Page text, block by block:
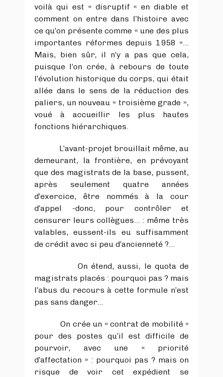
voilà qui est « disruptif « en diable et
comment on entre dans l’histoire avec
ce qu’on présente comme « une des plus
importantes réformes depuis 1958 »…
Mais, bien sûr, il n’y a pas que cela,
puisque l’on crée, à rebours de toute
l’évolution historique du corps, qui était
allée dans le sens de la réduction des
paliers, un nouveau « troisième grade »,
voué à accueillir les plus hautes
fonctions hiérarchiques.
L’avant-projet brouillait même, au
demeurant, la frontière, en prévoyant
que des magistrats de la base, pussent,
après seulement quatre années
d’exercice, être nommés à la cour
d’appel -donc, pour contrôler et
censurer leurs collègues… : même très
valables, eussent-ils eu suffisamment
de crédit avec si peu d’ancienneté ?...
On étend, aussi, le quota de
magistrats placés : pourquoi pas ? mais
l’abus du recours à cette formule n’est
pas sans danger…
On crée un « contrat de mobilité »
pour des postes qu’il est difficile de
pourvoir, avec une « priorité
d’affectation » : pourquoi pas ? mais on
risque de voir cet expédient se